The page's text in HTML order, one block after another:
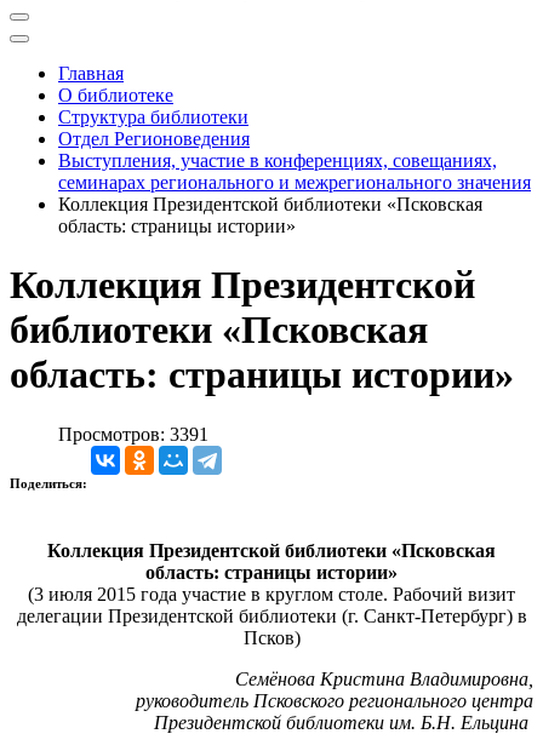
Главная
О библиотеке
Структура библиотеки
Отдел Регионоведения
Выступления, участие в конференциях, совещаниях,
семинарах регионального и межрегионального значения
Коллекция Президентской библиотеки «Псковская
область: страницы истории»
Коллекция Президентской
библиотеки «Псковская
область: страницы истории»
Просмотров: 3391
Поделиться:
Коллекция Президентской библиотеки «Псковская
область: страницы истории»
(3 июля 2015 года участие в круглом столе. Рабочий визит
делегации Президентской библиотеки (г. Санкт-Петербург) в
Псков)
Семёнова Кристина Владимировна,
руководитель Псковского регионального центра
Президентской библиотеки им. Б.Н. Ельцина